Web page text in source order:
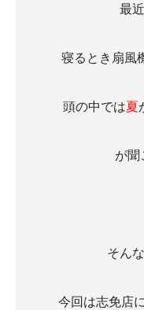
最
寝るとき扇風
頭の中では夏
が聞
そん
今回は志免店